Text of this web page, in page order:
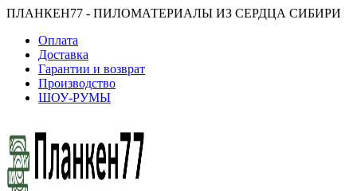
ПЛАНКЕН77 - ПИЛОМАТЕРИАЛЫ ИЗ СЕРДЦА СИБИРИ
Оплата
Доставка
Гарантии и возврат
Производство
ШОУ-РУМЫ